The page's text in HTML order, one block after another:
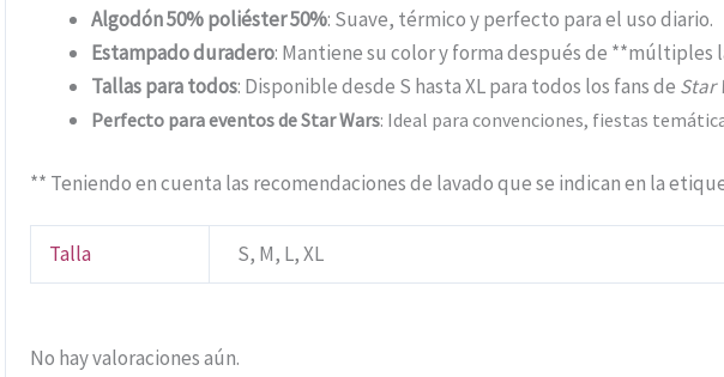
Algodón 50% poliéster 50%: Suave, térmico y perfecto para el uso diario.
Estampado duradero: Mantiene su color y forma después de **múltiples
Tallas para todos: Disponible desde S hasta XL para todos los fans de Star
Perfecto para eventos de Star Wars: Ideal para convenciones, fiestas
** Teniendo en cuenta las recomendaciones de lavado que se indican en la
Talla S, M, L, XL
No hay valoraciones aún.